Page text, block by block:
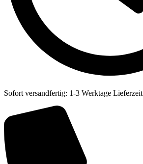
Sofort versandfertig: 1-3 Werktage Lieferzeit